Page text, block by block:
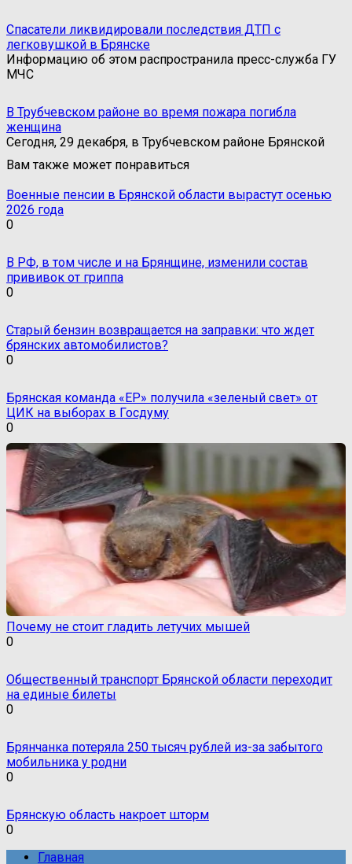
Спасатели ликвидировали последствия ДТП с
легковушкой в Брянске
Информацию об этом распространила пресс-служба ГУ
МЧС
В Трубчевском районе во время пожара погибла
женщина
Сегодня, 29 декабря, в Трубчевском районе Брянской
Вам также может понравиться
Военные пенсии в Брянской области вырастут осенью
2026 года
0
В РФ, в том числе и на Брянщине, изменили состав
прививок от гриппа
0
Старый бензин возвращается на заправки: что ждет
брянских автомобилистов?
0
Брянская команда «ЕР» получила «зеленый свет» от
ЦИК на выборах в Госдуму
0
Почему не стоит гладить летучих мышей
0
Общественный транспорт Брянской области переходит
на единые билеты
0
Брянчанка потеряла 250 тысяч рублей из-за забытого
мобильника у родни
0
Брянскую область накроет шторм
0
Главная